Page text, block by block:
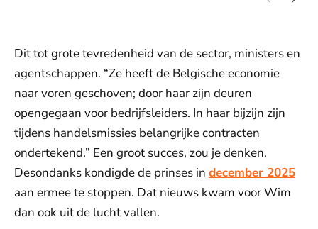
Dit tot grote tevredenheid van de sector, ministers en
agentschappen. “Ze heeft de Belgische economie
naar voren geschoven; door haar zijn deuren
opengegaan voor bedrijfsleiders. In haar bijzijn zijn
tijdens handelsmissies belangrijke contracten
ondertekend.” Een groot succes, zou je denken.
Desondanks kondigde de prinses in december 2025
aan ermee te stoppen. Dat nieuws kwam voor Wim
dan ook uit de lucht vallen.